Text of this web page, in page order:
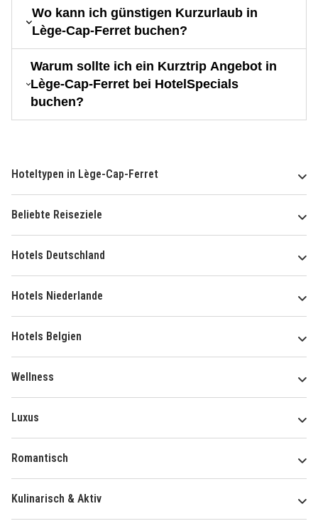
Wo kann ich günstigen Kurzurlaub in
Lège-Cap-Ferret buchen?
Warum sollte ich ein Kurztrip Angebot in
Lège-Cap-Ferret bei HotelSpecials
buchen?
Hoteltypen in Lège-Cap-Ferret
Beliebte Reiseziele
Hotels Deutschland
Hotels Niederlande
Hotels Belgien
Wellness
Luxus
Romantisch
Kulinarisch & Aktiv